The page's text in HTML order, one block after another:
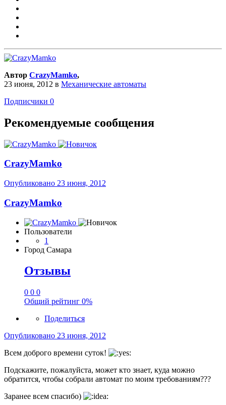
Автор CrazyMamko,
23 июня, 2012 в Механические автоматы
Подписчики 0
Рекомендуемые сообщения
CrazyMamko
Опубликовано 23 июня, 2012
CrazyMamko
Пользователи
1
Город Самара
Отзывы
0 0 0
Общий рейтинг 0%
Поделиться
Опубликовано 23 июня, 2012
Всем доброго времени суток!
Подскажите, пожалуйста, может кто знает, куда можно
обратится, чтобы собрали автомат по моим требованиям???
Заранее всем спасибо)